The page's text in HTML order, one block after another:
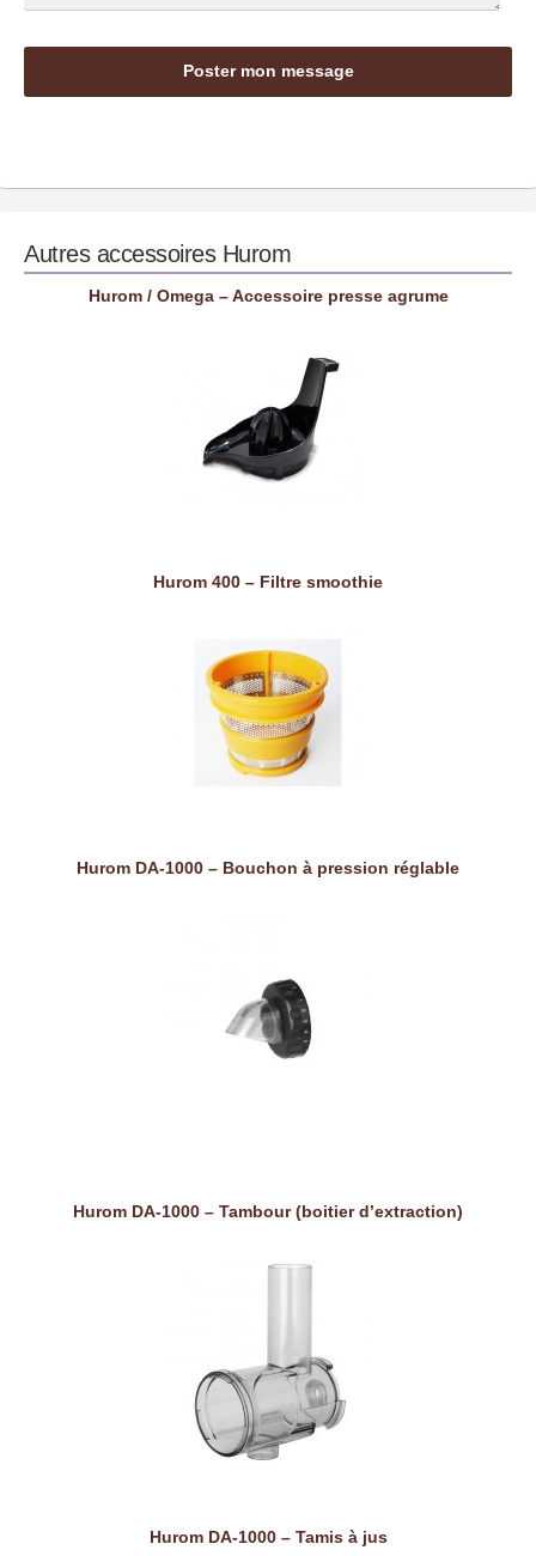
Autres accessoires Hurom
Hurom / Omega – Accessoire presse agrume
Hurom 400 – Filtre smoothie
Hurom DA-1000 – Bouchon à pression réglable
Hurom DA-1000 – Tambour (boitier d’extraction)
Hurom DA-1000 – Tamis à jus